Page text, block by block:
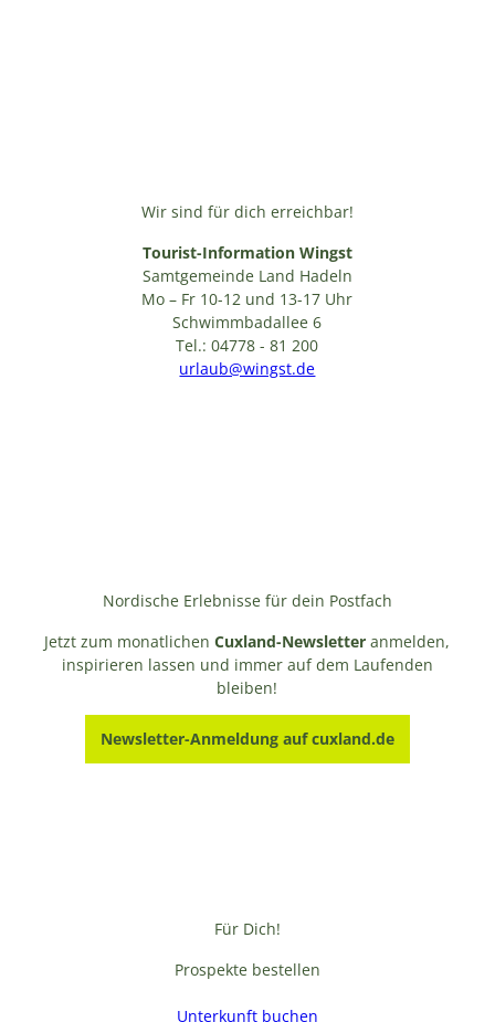
Wir sind für dich erreichbar!
Tourist-Information Wingst
Samtgemeinde Land Hadeln
Mo – Fr 10-12 und 13-17 Uhr
Schwimmbadallee 6
Tel.: 04778 - 81 200
urlaub@wingst.de
Nordische Erlebnisse für dein Postfach
Jetzt zum monatlichenCuxland-Newsletter anmelden,
inspirieren lassen und immer auf dem Laufenden
bleiben!
Newsletter-Anmeldung auf cuxland.de
Für Dich!
Prospekte bestellen
Unterkunft buchen